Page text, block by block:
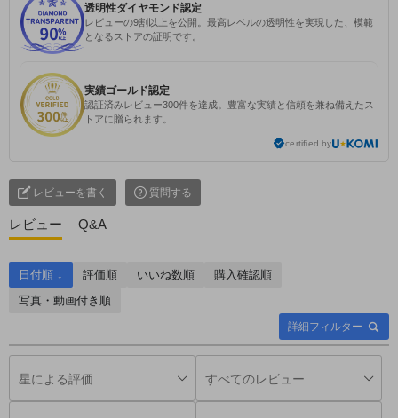
透明性ダイヤモンド認定
レビューの9割以上を公開。最高レベルの透明性を実現した、模範
となるストアの証明です。
実績ゴールド認定
認証済みレビュー300件を達成。豊富な実績と信頼を兼ね備えたス
トアに贈られます。
certified by
レビューを書く 質問する
レビュー Q&A
詳細フィルター
日付順 ↓ 評価順 いいね数順
購入確認順
写真・動画付き順